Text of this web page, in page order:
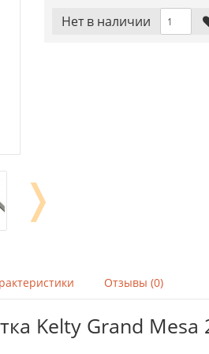
❭
Нет в наличии
Отзывы (0)
Kelty Grand Mesa